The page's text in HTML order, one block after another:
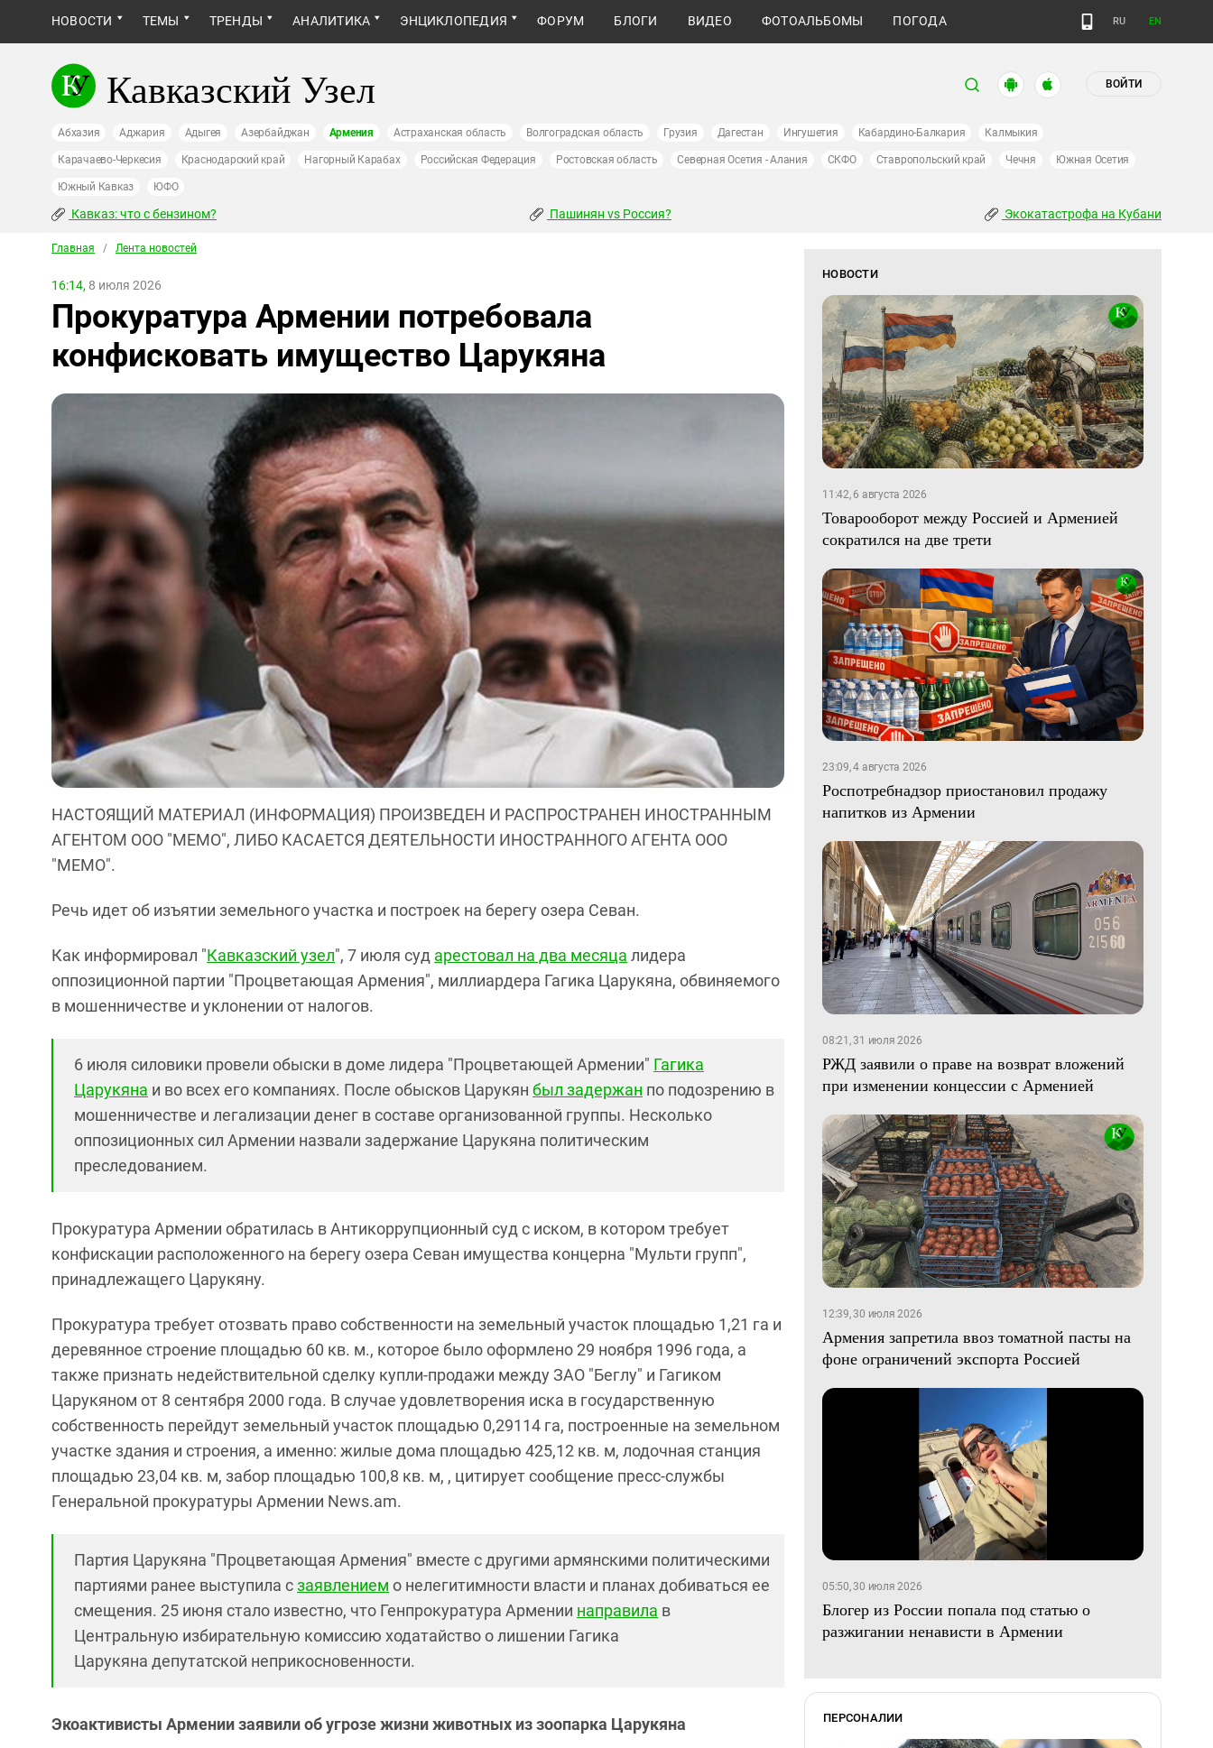
НОВОСТИ ТЕМЫ ТРЕНДЫ АНАЛИТИКА ЭНЦИКЛОПЕДИЯ ФОРУМ БЛОГИ ВИДЕО ФОТОАЛЬБОМЫ ПОГОДА RU EN
Кавказский Узел ВОЙТИ
Абхазия Аджария Адыгея Азербайджан Армения Астраханская область Волгоградская область Грузия Дагестан Ингушетия Кабардино-Балкария Калмыкия
Карачаево-Черкесия Краснодарский край Нагорный Карабах Российская Федерация Ростовская область Северная Осетия - Алания СКФО Ставропольский край Чечня Южная Осетия
Южный Кавказ ЮФО
Кавказ: что с бензином? Пашинян vs Россия? Экокатастрофа на Кубани
Главная / Лента новостей
16:14, 8 июля 2026
Прокуратура Армении потребовала
конфисковать имущество Царукяна
НАСТОЯЩИЙ МАТЕРИАЛ (ИНФОРМАЦИЯ) ПРОИЗВЕДЕН И РАСПРОСТРАНЕН ИНОСТРАННЫМ
АГЕНТОМ ООО "МЕМО", ЛИБО КАСАЕТСЯ ДЕЯТЕЛЬНОСТИ ИНОСТРАННОГО АГЕНТА ООО
"МЕМО".
Речь идет об изъятии земельного участка и построек на берегу озера Севан.
Как информировал "Кавказский узел", 7 июля суд арестовал на два месяца лидера
оппозиционной партии "Процветающая Армения", миллиардера Гагика Царукяна, обвиняемого
в мошенничестве и уклонении от налогов.
6 июля силовики провели обыски в доме лидера "Процветающей Армении" Гагика
Царукяна и во всех его компаниях. После обысков Царукян был задержан по подозрению в
мошенничестве и легализации денег в составе организованной группы. Несколько
оппозиционных сил Армении назвали задержание Царукяна политическим
преследованием.
Прокуратура Армении обратилась в Антикоррупционный суд с иском, в котором требует
конфискации расположенного на берегу озера Севан имущества концерна "Мульти групп",
принадлежащего Царукяну.
Прокуратура требует отозвать право собственности на земельный участок площадью 1,21 га и
деревянное строение площадью 60 кв. м., которое было оформлено 29 ноября 1996 года, а
также признать недействительной сделку купли-продажи между ЗАО "Беглу" и Гагиком
Царукяном от 8 сентября 2000 года. В случае удовлетворения иска в государственную
собственность перейдут земельный участок площадью 0,29114 га, построенные на земельном
участке здания и строения, а именно: жилые дома площадью 425,12 кв. м, лодочная станция
площадью 23,04 кв. м, забор площадью 100,8 кв. м, , цитирует сообщение пресс-службы
Генеральной прокуратуры Армении News.am.
Партия Царукяна "Процветающая Армения" вместе с другими армянскими политическими
партиями ранее выступила сзаявлением о нелегитимности власти и планах добиваться ее
смещения. 25 июня стало известно, что Генпрокуратура Армении направила в
Центральную избирательную комиссию ходатайство о лишении Гагика
Царукяна депутатской неприкосновенности.
Экоактивисты Армении заявили об угрозе жизни животных из зоопарка Царукяна
НОВОСТИ
11:42, 6 августа 2026
Товарооборот между Россией и Арменией
сократился на две трети
23:09, 4 августа 2026
Роспотребнадзор приостановил продажу
напитков из Армении
08:21, 31 июля 2026
РЖД заявили о праве на возврат вложений
при изменении концессии с Арменией
12:39, 30 июля 2026
Армения запретила ввоз томатной пасты на
фоне ограничений экспорта Россией
05:50, 30 июля 2026
Блогер из России попала под статью о
разжигании ненависти в Армении
ПЕРСОНАЛИИ